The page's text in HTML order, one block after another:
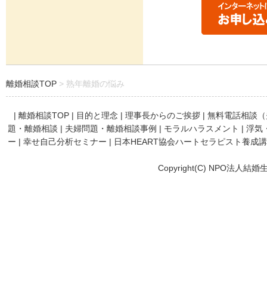
離婚相談TOP 熟年離婚の悩み
| 離婚相談TOP| 目的と理念 | 理事長からのご挨拶| 無料電話相談
題・離婚相談 | 夫婦問題・離婚相談事例 | モラルハラスメント | 浮気
ー | 幸せ自己分析セミナー | 日本HEART協会ハートセラピスト養成
Copyright(C) NPO法人結婚